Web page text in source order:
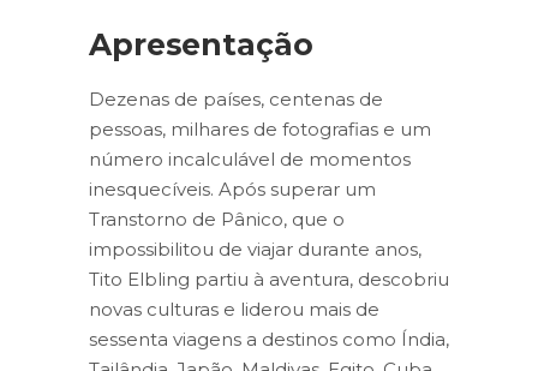
Apresentação
Dezenas de países, centenas de
pessoas, milhares de fotografias e um
número incalculável de momentos
inesquecíveis. Após superar um
Transtorno de Pânico, que o
impossibilitou de viajar durante anos,
Tito Elbling partiu à aventura, descobriu
novas culturas e liderou mais de
sessenta viagens a destinos como Índia,